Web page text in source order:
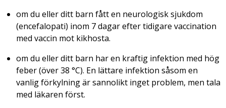
om du eller ditt barn fått en neurologisk sjukdom
(encefalopati) inom 7 dagar efter tidigare vaccination
med vaccin mot kikhosta.
om du eller ditt barn har en kraftig infektion med hög
feber (över 38 °C). En lättare infektion såsom en
vanlig förkylning är sannolikt inget problem, men tala
med läkaren först.